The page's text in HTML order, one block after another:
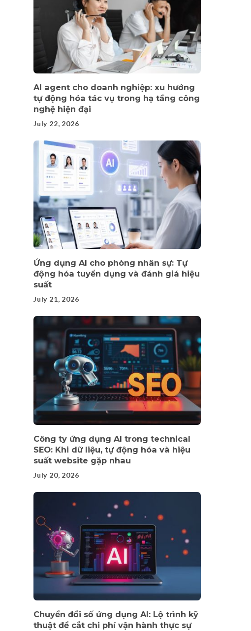
AI agent cho doanh nghiệp: xu hướng
tự động hóa tác vụ trong hạ tầng công
nghệ hiện đại
July 22, 2026
Ứng dụng AI cho phòng nhân sự: Tự
động hóa tuyển dụng và đánh giá hiệu
suất
July 21, 2026
Công ty ứng dụng AI trong technical
SEO: Khi dữ liệu, tự động hóa và hiệu
suất website gặp nhau
July 20, 2026
Chuyển đổi số ứng dụng AI: Lộ trình kỹ
thuật để cắt chi phí vận hành thực sự